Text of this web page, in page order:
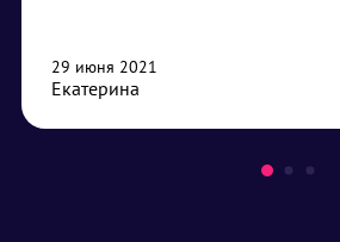
29 июня 2021
Екатерина